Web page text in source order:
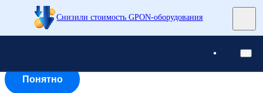
Понятно
Понятно
Снизили стоимость GPON-оборудования